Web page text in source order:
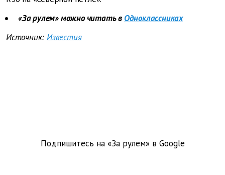
«За рулем» можно читать в Одноклассниках
Источник: Известия
Подпишитесь на «За рулем» в Google